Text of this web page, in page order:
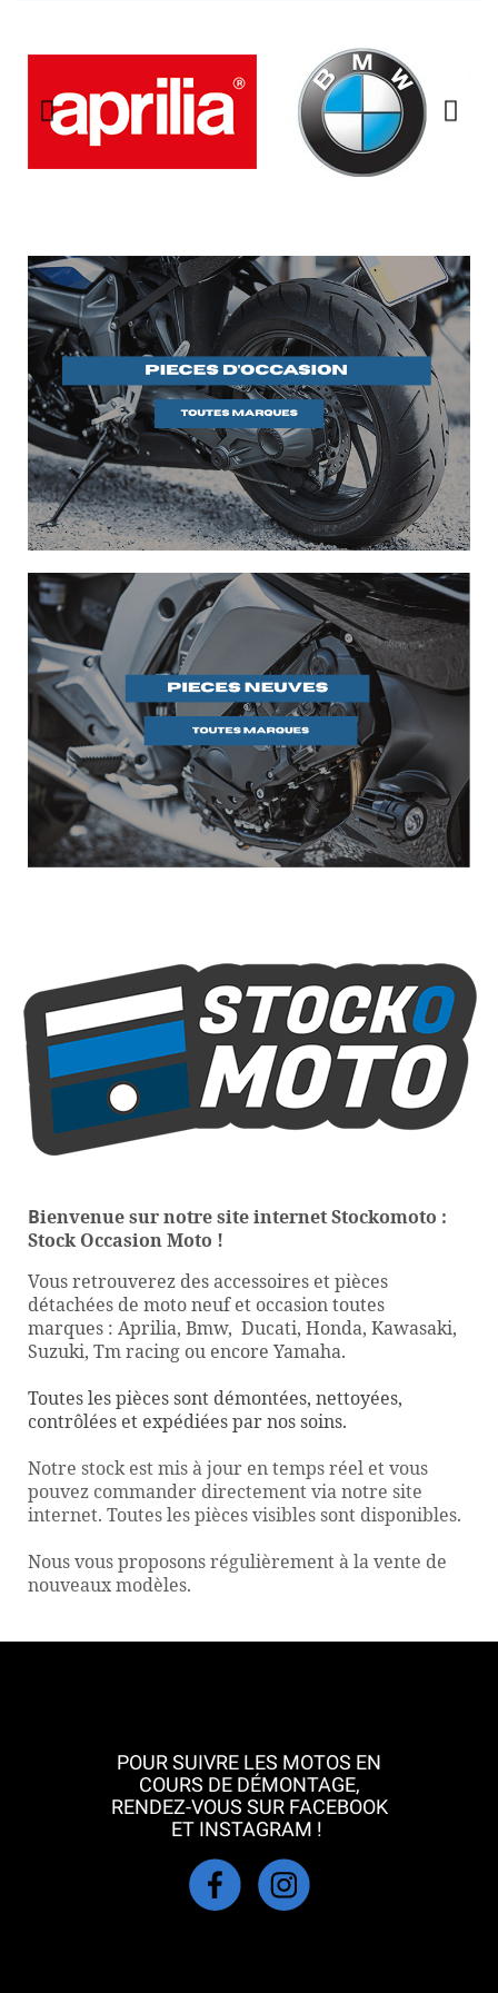
Bienvenue sur notre siteinternetStockomoto :
Stock Occasion Moto !
Vous retrouverez desaccessoires etpièces
détachées de moto neuf et occasiontoutes
marques : Aprilia, Bmw, Ducati, Honda, Kawasaki,
Suzuki, Tm racing ou encore Yamaha.
Toutes les pièces sont démontées, nettoyées,
contrôlées et expédiéespar nos soins.
Notre stock est mis à jour en temps réel et vous
pouvez commander directement via notre site
internet. Toutes les pièces visibles sont disponibles.
Nous vous proposons régulièrementàla vente de
nouveauxmodèles.
POUR SUIVRE LES MOTOS EN
COURS DE DÉMONTAGE,
RENDEZ-VOUS SUR FACEBOOK
ET INSTAGRAM !